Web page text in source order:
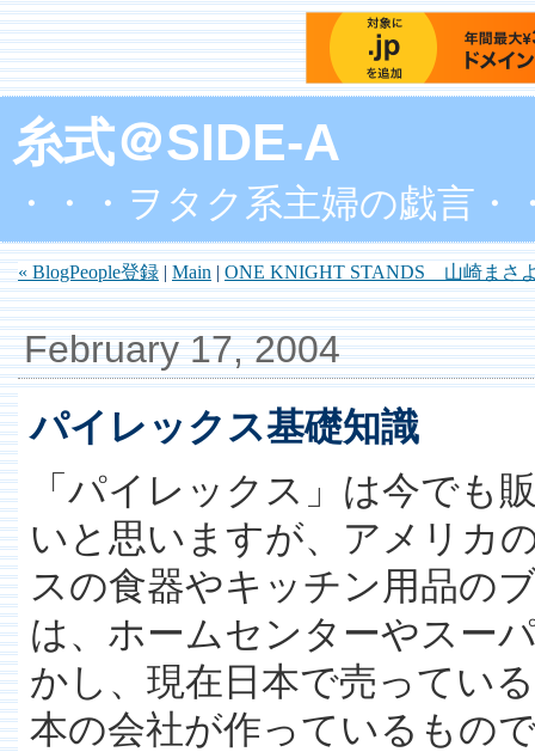
糸式＠SIDE-A
・・・ヲタク系主婦の戯言・
« BlogPeople登録 | Main | ONE KNIGHT STANDS 山崎まさ
February 17, 2004
パイレックス基礎知識
「パイレックス」は今でも
いと思いますが、アメリカ
スの食器やキッチン用品の
は、ホームセンターやスー
かし、現在日本で売ってい
本の会社が作っているもの